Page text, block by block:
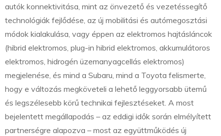
autók konnektivitása, mint az önvezető és vezetéssegítő
technológiák fejlődése, az új mobilitási és autómegosztási
módok kialakulása, vagy éppen az elektromos hajtásláncok
(hibrid elektromos, plug-in hibrid elektromos, akkumulátoros
elektromos, hidrogén üzemanyagcellás elektromos)
megjelenése, és mind a Subaru, mind a Toyota felismerte,
hogy e változás megköveteli a lehető leggyorsabb ütemű
és legszélesebb körű technikai fejlesztéseket. A most
bejelentett megállapodás – az eddigi idők során elmélyített
partnerségre alapozva – most az együttműködés új